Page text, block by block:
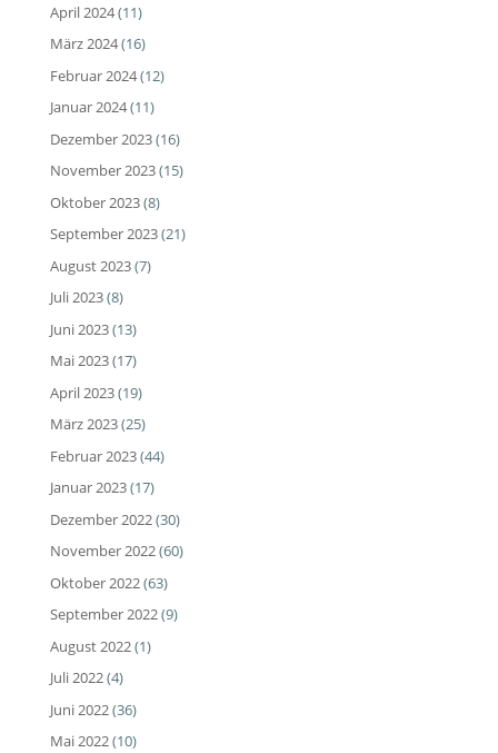
April 2024(11)
März 2024(16)
Februar 2024(12)
Januar 2024(11)
Dezember 2023(16)
November 2023(15)
Oktober 2023(8)
September 2023(21)
August 2023(7)
Juli 2023(8)
Juni 2023(13)
Mai 2023(17)
April 2023(19)
März 2023(25)
Februar 2023(44)
Januar 2023(17)
Dezember 2022(30)
November 2022(60)
Oktober 2022(63)
September 2022(9)
August 2022(1)
Juli 2022(4)
Juni 2022(36)
Mai 2022(10)